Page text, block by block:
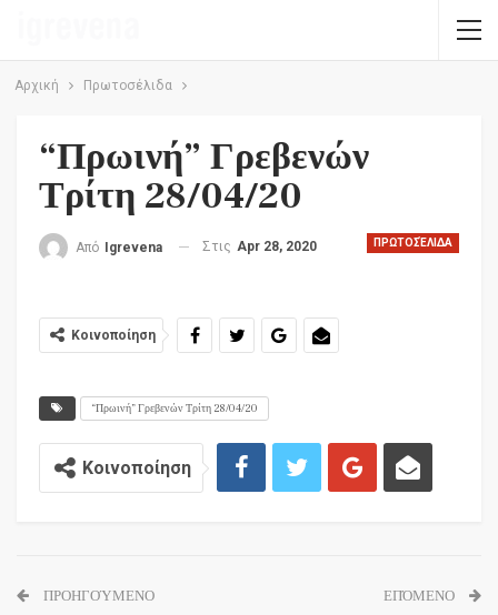
Αρχική Πρωτοσέλιδα
“Πρωινή” Γρεβενών
Τρίτη 28/04/20
ΠΡΩΤΟΣΈΛΙΔΑ
Από Igrevena Στις Apr 28, 2020
Κοινοποίηση
“Πρωινή” Γρεβενών Τρίτη 28/04/20
Κοινοποίηση
ΠΡΟΗΓΟΎΜΕΝΟ ΕΠΌΜΕΝΟ